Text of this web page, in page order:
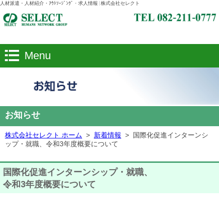
人材派遣・人材紹介・ｱｳﾄｿｰｼﾞﾝｸﾞ・求人情報 | 株式会社セレクト
Menu
お知らせ
株式会社セレクト ホーム > 新着情報 > 国際化促進インターンシ
ップ・就職、令和3年度概要について
国際化促進インターンシップ・就職、
令和3年度概要について